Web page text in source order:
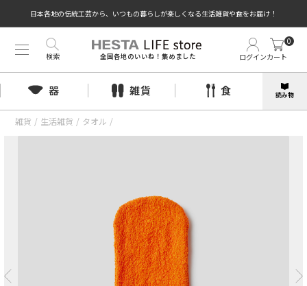
日本各地の伝統工芸から、いつもの暮らしが楽しくなる生活雑貨や食をお届け！
全国各地のいいね！集めました ログインカート
0
検索
器 雑貨 食 読み物
雑貨 / 生活雑貨 / タオル /